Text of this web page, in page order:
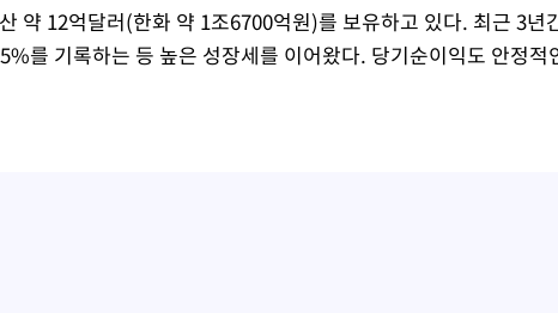
약 12억달러(한화 약 1조6700억원)를 보유하고 있다. 최근 3년
를 기록하는 등 높은 성장세를 이어왔다. 당기순이익도 안정적